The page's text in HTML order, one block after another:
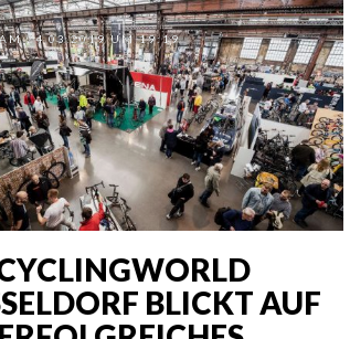
24.03.2019 UM 19:19
BLICKT AUF